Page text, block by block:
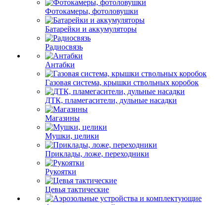
Фотокамеры, фотоловушки
Батарейки и аккумуляторы
Радиосвязь
Антабки
Газовая система, крышки ствольных коробок
ДТК, пламегасители, дульные насадки
Магазины
Мушки, целики
Приклады, ложе, переходники
Рукоятки
Цевья тактические